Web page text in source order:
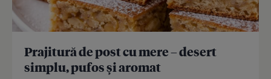
Prajitură de post cu mere – desert
simplu, pufos și aromat